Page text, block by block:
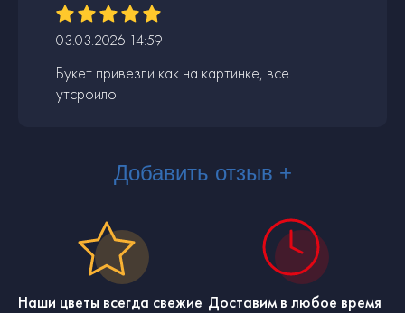
03.03.2026 14:59
Букет привезли как на картинке, все
утсроило
Добавить отзыв +
Наши цветы всегда свежие Доставим в любое время